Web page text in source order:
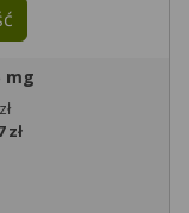
mg
zł